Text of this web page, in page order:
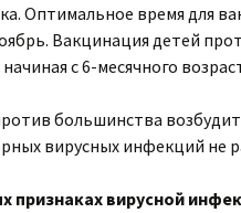
Оптимальное время для
Вакцинация детей
с 6-месячного
большинства
вирусных инфекций не
признаках вирусной